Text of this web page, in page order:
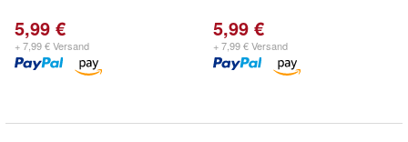
5,99 €
+ 7,99 € Versand
5,99 €
+ 7,99 € Versand